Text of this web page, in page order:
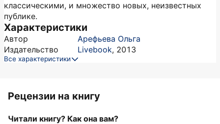
классическими, и множество новых, неизвестных
публике.
Характеристики
Автор
Арефьева Ольга
Издательство
Livebook, 2013
Все характеристики
Рецензии на книгу
Читали книгу? Как она вам?